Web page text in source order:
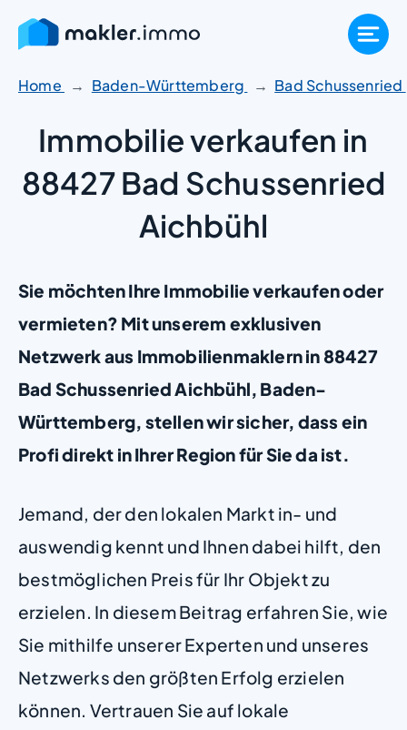
Zum
Inhalt
springen
Home Baden-Württemberg Bad Schussenried
Immobilie verkaufen in
88427 Bad Schussenried
Aichbühl
Sie möchten Ihre Immobilie verkaufen oder
vermieten? Mit unserem exklusiven
Netzwerk aus Immobilienmaklern in 88427
Bad Schussenried Aichbühl, Baden-
Württemberg, stellen wir sicher, dass ein
Profi direkt in Ihrer Region für Sie da ist.
Jemand, der den lokalen Markt in- und
auswendig kennt und Ihnen dabei hilft, den
bestmöglichen Preis für Ihr Objekt zu
erzielen. In diesem Beitrag erfahren Sie, wie
Sie mithilfe unserer Experten und unseres
Netzwerks den größten Erfolg erzielen
können. Vertrauen Sie auf lokale